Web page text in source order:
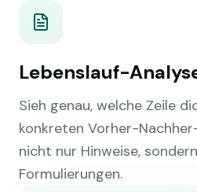
Lebenslauf-
Sieh genau, welche Zeile
konkreten Vorher-
nicht nur Hinweise,
Formulierungen.